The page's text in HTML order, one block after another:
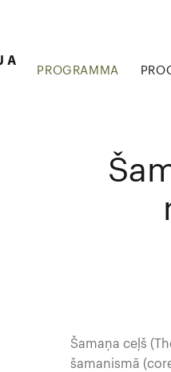
PROGRAMMA
Šamaņa ceļš
šamanismā